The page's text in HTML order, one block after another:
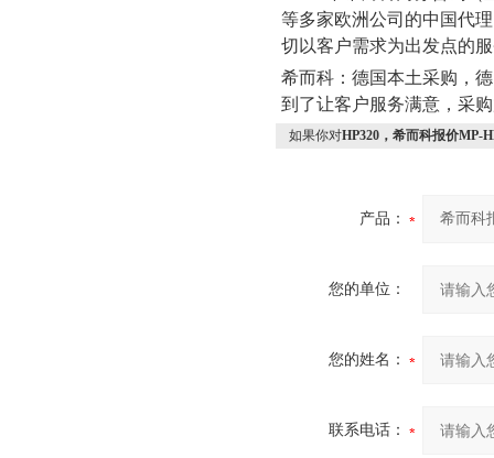
等多家欧洲公司的中国代
切以客户需求为出发点的
希而科：德国本土采购，
到了让客户服务满意，采
如果你对HP320，希而科报价MP-
产品：
您的单位：
您的姓名：
联系电话：